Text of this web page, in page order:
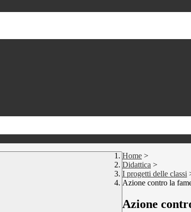
Home >
Didattica >
I progetti delle classi
Azione contro la
Azione